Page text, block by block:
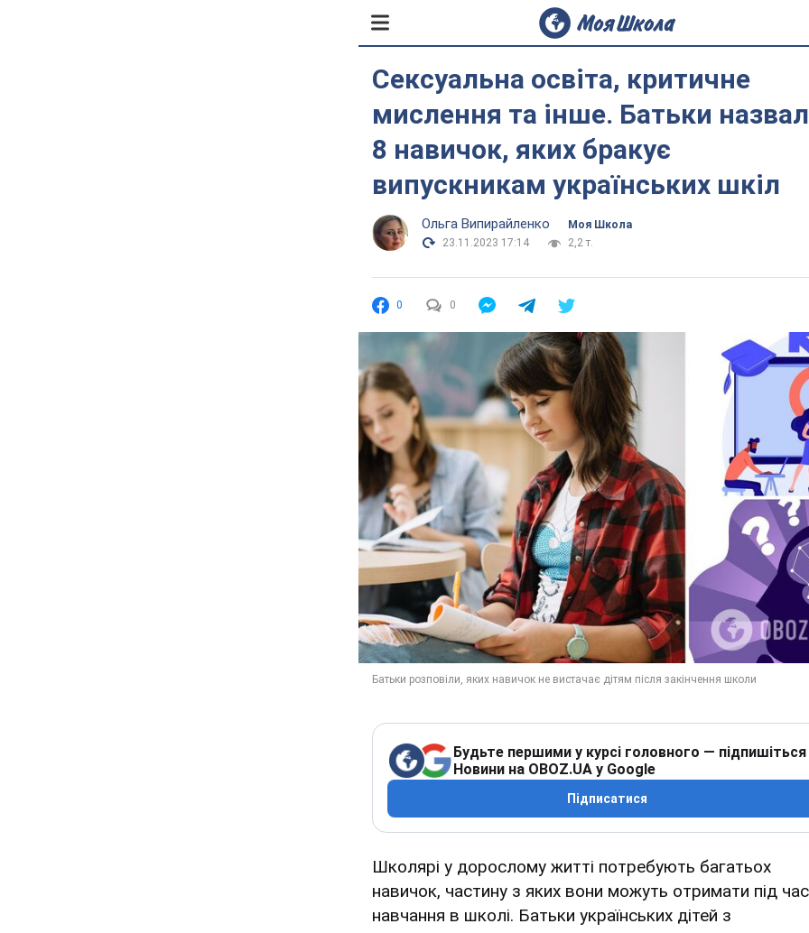
Сексуальна освіта, критичне
мислення та інше. Батьки
8 навичок, яких бракує
випускникам українських шкіл
Ольга Випирайленко
Моя Школа
23.11.2023 17:14
2,2 т.
0 0
Будьте першими у курсі головного — підпишіться
Новини на OBOZ.UA у Google
Підписатися
Школярі у дорослому житті потребують багатьох
навичок, частину з яких вони можуть отримати під час
навчання в школі. Батьки українських дітей з